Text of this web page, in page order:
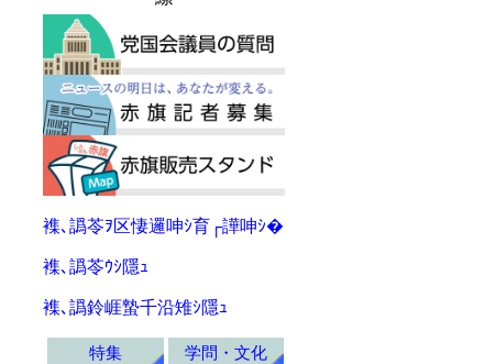
襍､譌苓ｦ区悽邏呻ｼ育┌譁呻ｼ�
襍､譌苓ｳｼ隱ｭ
襍､譌鈴崕蟄千沿雉ｼ隱ｭ
特集
学問・文化